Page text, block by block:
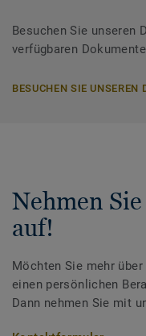
Besuchen Sie unseren
verfügbaren
BESUCHEN SIE UNSEREN
Nehmen
auf!
Möchten Sie mehr
einen persönlichen
Dann nehmen Sie mit